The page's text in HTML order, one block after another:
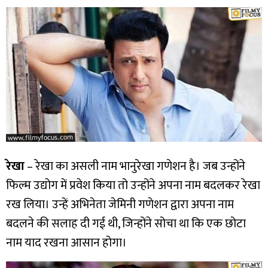
रेखा– रेखा का असली नाम भानुरेखा गणेशन है। जब उन्होंने
फिल्म उद्योग में प्रवेश किया तो उन्होंने अपना नाम बदलकर रेखा
रख लिया। उन्हें अभिनेता जेमिनी गणेशन द्वारा अपना नाम
बदलने की सलाह दी गई थी, जिन्होंने सोचा था कि एक छोटा
नाम याद रखना आसान होगा।